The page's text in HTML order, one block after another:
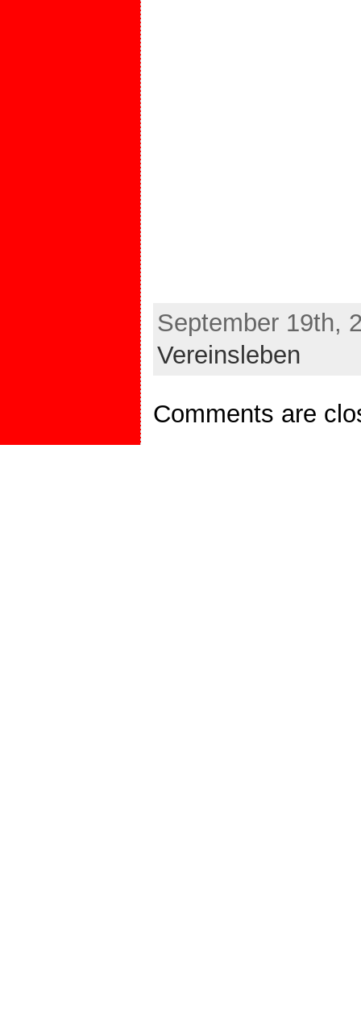
September 19th,
Vereinsleben
Comments are